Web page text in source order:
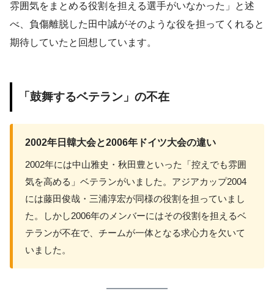
雰囲気をまとめる役割を担える選手がいなかった」と述
べ、負傷離脱した田中誠がそのような役を担ってくれると
期待していたと回想しています。
「鼓舞するベテラン」の不在
2002年日韓大会と2006年ドイツ大会の違い
2002年には中山雅史・秋田豊といった「控えでも雰囲
気を高める」ベテランがいました。アジアカップ2004
には藤田俊哉・三浦淳宏が同様の役割を担っていまし
た。しかし2006年のメンバーにはその役割を担えるベ
テランが不在で、チームが一体となる求心力を欠いて
いました。